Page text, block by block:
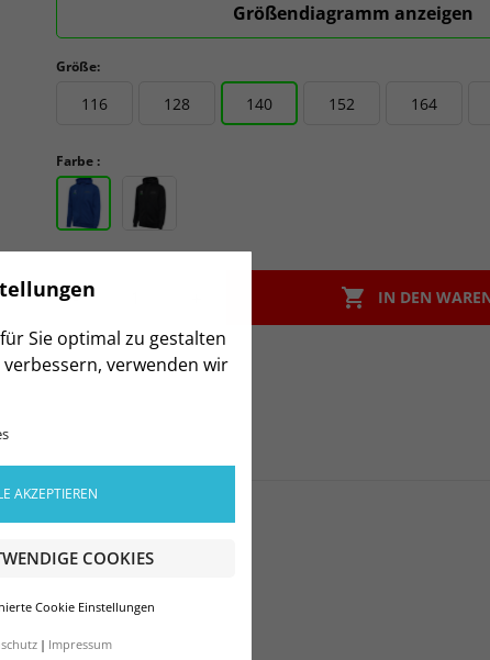
Sie optimal zu gestalten
verwenden wir
AKZEPTIEREN
COOKIES
Cookie Einstellungen
Impressum
Größendiagramm anzeigen
Größe:
116 128 140 152 164
Farbe :
-  IN DEN